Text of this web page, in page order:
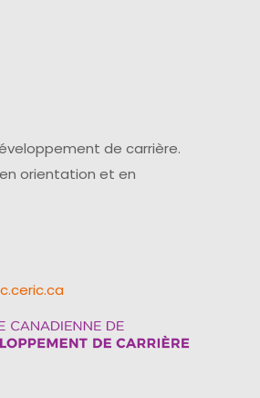
de carrière.
orientation et en